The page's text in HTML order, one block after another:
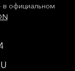
в официальном